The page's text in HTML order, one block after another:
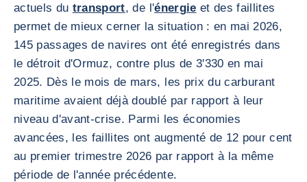
actuels du transport, de l'énergie et des faillites
permet de mieux cerner la situation : en mai 2026,
145 passages de navires ont été enregistrés dans
le détroit d'Ormuz, contre plus de 3'330 en mai
2025. Dès le mois de mars, les prix du carburant
maritime avaient déjà doublé par rapport à leur
niveau d'avant-crise. Parmi les économies
avancées, les faillites ont augmenté de 12 pour cent
au premier trimestre 2026 par rapport à la même
période de l'année précédente.